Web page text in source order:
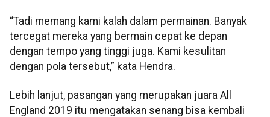
“Tadi memang kami kalah dalam permainan. Banyak
tercegat mereka yang bermain cepat ke depan
dengan tempo yang tinggi juga. Kami kesulitan
dengan pola tersebut,” kata Hendra.
Lebih lanjut, pasangan yang merupakan juara All
England 2019 itu mengatakan senang bisa kembali